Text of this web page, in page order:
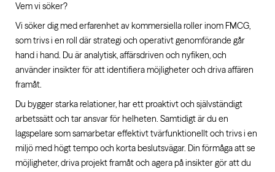
Vem vi söker?
Vi söker dig med erfarenhet av kommersiella roller inom FMCG,
som trivs i en roll där strategi och operativt genomförande går
hand i hand. Du är analytisk, affärsdriven och nyfiken, och
använder insikter för att identifiera möjligheter och driva affären
framåt.
Du bygger starka relationer, har ett proaktivt och självständigt
arbetssätt och tar ansvar för helheten. Samtidigt är du en
lagspelare som samarbetar effektivt tvärfunktionellt och trivs i en
miljö med högt tempo och korta beslutsvägar. Din förmåga att se
möjligheter, driva projekt framåt och agera på insikter gör att du